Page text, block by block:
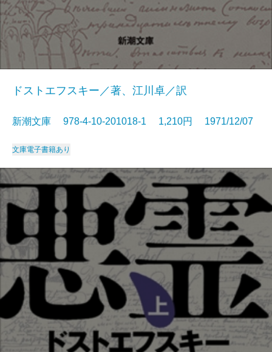
ドストエフスキー／著、江川卓／訳
新潮文庫 978-4-10-201018-1 1,210円 1971/12/07
文庫電子書籍あり